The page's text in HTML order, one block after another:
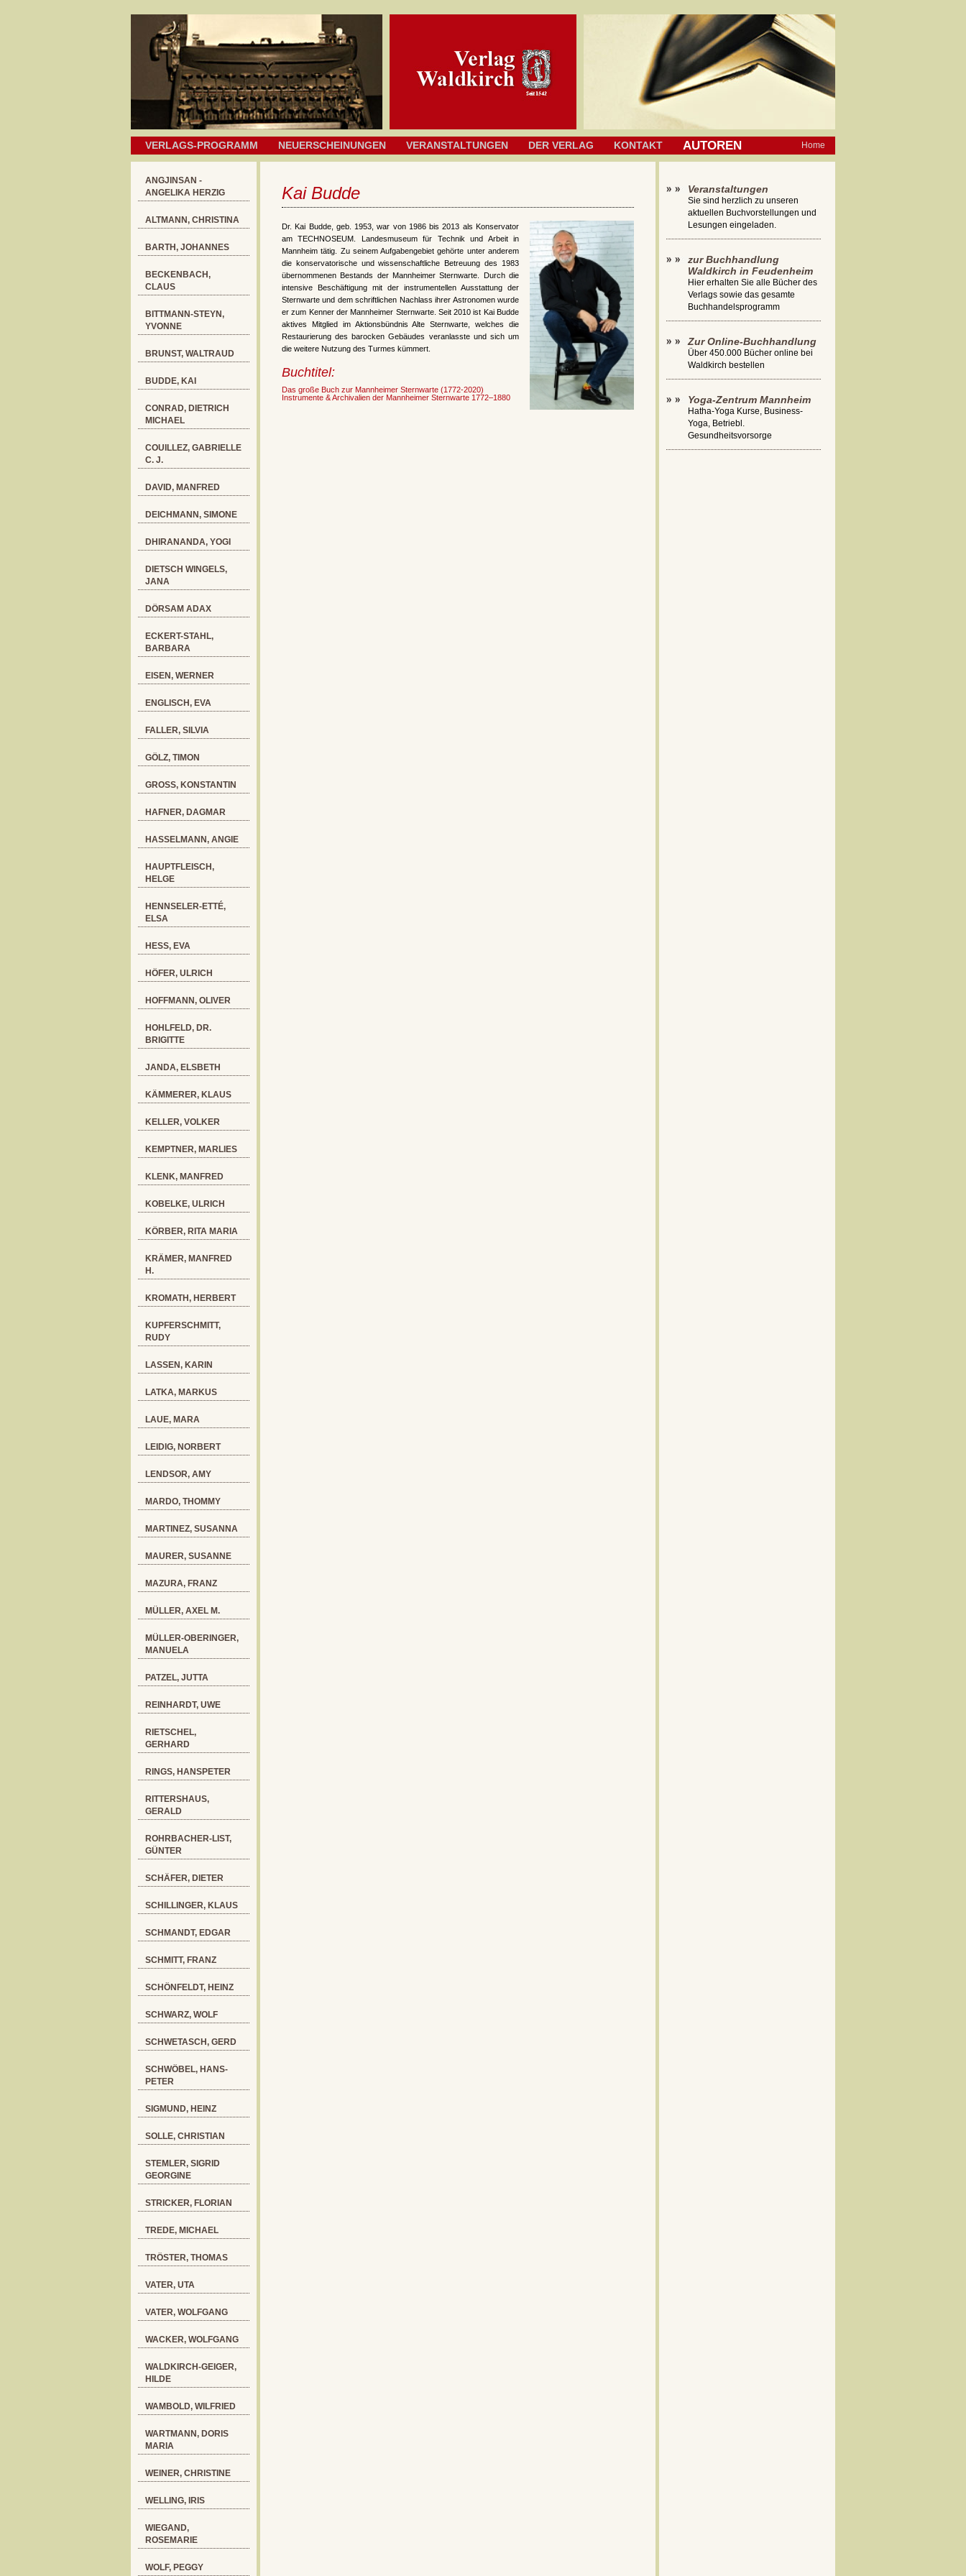
VERLAGS-PROGRAMM NEUERSCHEINUNGEN VERANSTALTUNGEN DER VERLAG KONTAKT AUTOREN Home
ANGJINSAN -
ANGELIKA HERZIG
ALTMANN, CHRISTINA
BARTH, JOHANNES
BECKENBACH,
CLAUS
BITTMANN-STEYN,
YVONNE
BRUNST, WALTRAUD
BUDDE, KAI
CONRAD, DIETRICH
MICHAEL
COUILLEZ, GABRIELLE
C. J.
DAVID, MANFRED
DEICHMANN, SIMONE
DHIRANANDA, YOGI
DIETSCH WINGELS,
JANA
DÖRSAM ADAX
ECKERT-STAHL,
BARBARA
EISEN, WERNER
ENGLISCH, EVA
FALLER, SILVIA
GÖLZ, TIMON
GROSS, KONSTANTIN
HAFNER, DAGMAR
HASSELMANN, ANGIE
HAUPTFLEISCH,
HELGE
HENNSELER-ETTÉ,
ELSA
HESS, EVA
HÖFER, ULRICH
HOFFMANN, OLIVER
HOHLFELD, DR.
BRIGITTE
JANDA, ELSBETH
KÄMMERER, KLAUS
KELLER, VOLKER
KEMPTNER, MARLIES
KLENK, MANFRED
KOBELKE, ULRICH
KÖRBER, RITA MARIA
KRÄMER, MANFRED
H.
KROMATH, HERBERT
KUPFERSCHMITT,
RUDY
LASSEN, KARIN
LATKA, MARKUS
LAUE, MARA
LEIDIG, NORBERT
LENDSOR, AMY
MARDO, THOMMY
MARTINEZ, SUSANNA
MAURER, SUSANNE
MAZURA, FRANZ
MÜLLER, AXEL M.
MÜLLER-OBERINGER,
MANUELA
PATZEL, JUTTA
REINHARDT, UWE
RIETSCHEL,
GERHARD
RINGS, HANSPETER
RITTERSHAUS,
GERALD
ROHRBACHER-LIST,
GÜNTER
SCHÄFER, DIETER
SCHILLINGER, KLAUS
SCHMANDT, EDGAR
SCHMITT, FRANZ
SCHÖNFELDT, HEINZ
SCHWARZ, WOLF
SCHWETASCH, GERD
SCHWÖBEL, HANS-
PETER
SIGMUND, HEINZ
SOLLE, CHRISTIAN
STEMLER, SIGRID
GEORGINE
STRICKER, FLORIAN
TREDE, MICHAEL
TRÖSTER, THOMAS
VATER, UTA
VATER, WOLFGANG
WACKER, WOLFGANG
WALDKIRCH-GEIGER,
HILDE
WAMBOLD, WILFRIED
WARTMANN, DORIS
MARIA
WEINER, CHRISTINE
WELLING, IRIS
WIEGAND,
ROSEMARIE
WOLF, PEGGY
Kai Budde
Dr. Kai Budde, geb. 1953, war von 1986 bis 2013 als Konservator
am TECHNOSEUM. Landesmuseum für Technik und Arbeit in
Mannheim tätig. Zu seinem Aufgabengebiet gehörte unter anderem
die konservatorische und wissenschaftliche Betreuung des 1983
übernommenen Bestands der Mannheimer Sternwarte. Durch die
intensive Beschäftigung mit der instrumentellen Ausstattung der
Sternwarte und dem schriftlichen Nachlass ihrer Astronomen wurde
er zum Kenner der Mannheimer Sternwarte. Seit 2010 ist Kai Budde
aktives Mitglied im Aktionsbündnis Alte Sternwarte, welches die
Restaurierung des barocken Gebäudes veranlasste und sich um
die weitere Nutzung des Turmes kümmert.
Buchtitel:
Das große Buch zur Mannheimer Sternwarte (1772-2020)
Instrumente & Archivalien der Mannheimer Sternwarte 1772–1880
Veranstaltungen
Sie sind herzlich zu unseren
aktuellen Buchvorstellungen und
Lesungen eingeladen.
zur Buchhandlung
Waldkirch in Feudenheim
Hier erhalten Sie alle Bücher des
Verlags sowie das gesamte
Buchhandelsprogramm
Zur Online-Buchhandlung
Über 450.000 Bücher online bei
Waldkirch bestellen
Yoga-Zentrum Mannheim
Hatha-Yoga Kurse, Business-
Yoga, Betriebl.
Gesundheitsvorsorge